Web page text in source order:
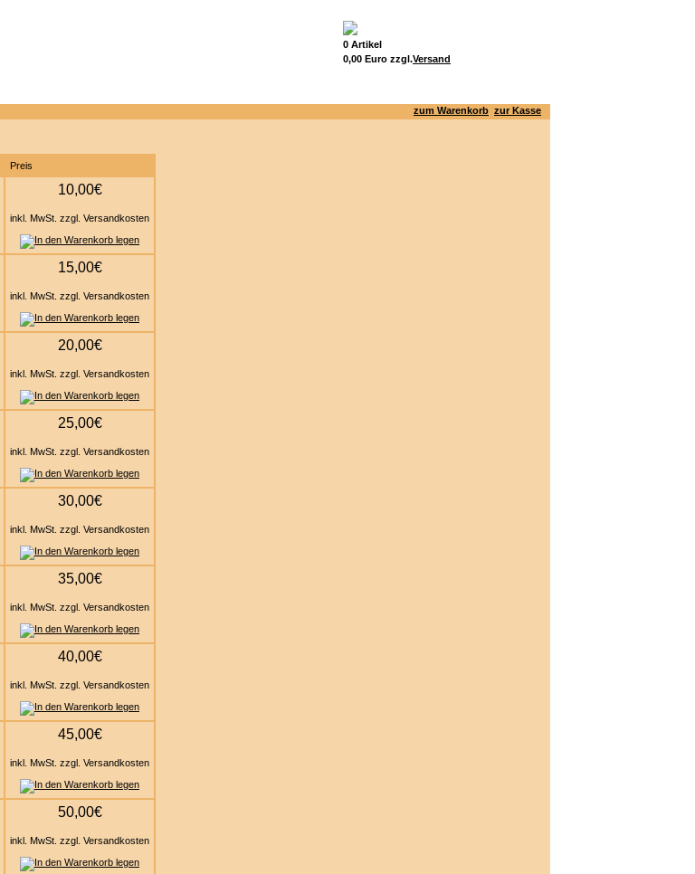
0 Artikel
0,00 Euro zzgl.Versand
zum Warenkorb zur Kasse
Preis
10,00€
inkl. MwSt. zzgl. Versandkosten
15,00€
inkl. MwSt. zzgl. Versandkosten
20,00€
inkl. MwSt. zzgl. Versandkosten
25,00€
inkl. MwSt. zzgl. Versandkosten
30,00€
inkl. MwSt. zzgl. Versandkosten
35,00€
inkl. MwSt. zzgl. Versandkosten
40,00€
inkl. MwSt. zzgl. Versandkosten
45,00€
inkl. MwSt. zzgl. Versandkosten
50,00€
inkl. MwSt. zzgl. Versandkosten